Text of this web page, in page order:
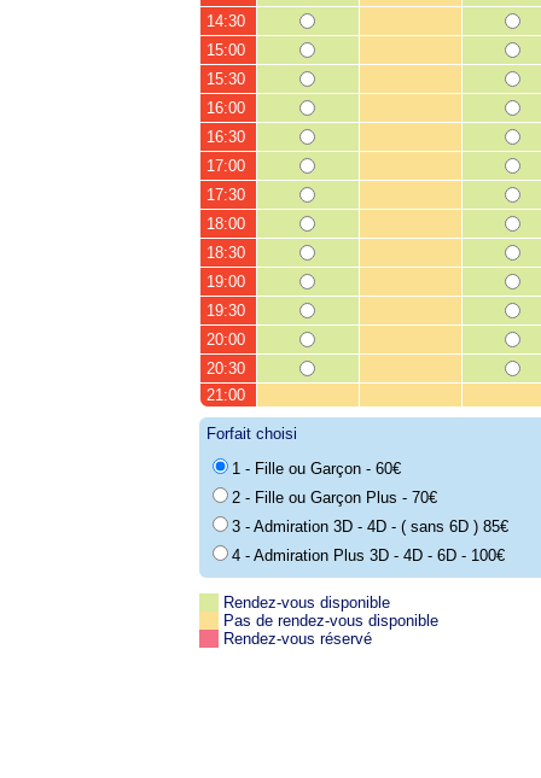
14:30
15:00
15:30
16:00
16:30
17:00
17:30
18:00
18:30
19:00
19:30
20:00
20:30
21:00
Forfait choisi
1 - Fille ou Garçon - 60€
2 - Fille ou Garçon Plus - 70€
3 - Admiration 3D - 4D - ( sans 6D ) 85€
4 - Admiration Plus 3D - 4D - 6D - 100€
Rendez-vous disponible
Pas de rendez-vous disponible
Rendez-vous réservé